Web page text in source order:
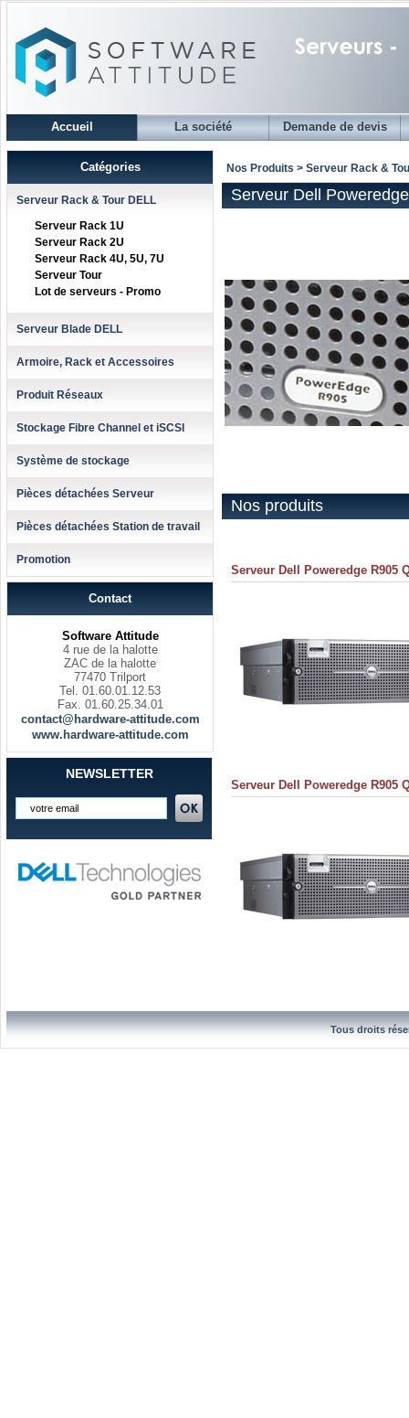
Accueil La société Demande de devis
Catégories
Serveur Rack & Tour DELL
Serveur Rack 1U
Serveur Rack 2U
Serveur Rack 4U, 5U, 7U
Serveur Tour
Lot de serveurs - Promo
Serveur Blade DELL
Armoire, Rack et Accessoires
Produit Réseaux
Stockage Fibre Channel et iSCSI
Système de stockage
Pièces détachées Serveur
Pièces détachées Station de travail
Promotion
Contact
Software Attitude
4 rue de la halotte
ZAC de la halotte
77470 Trilport
Tel. 01.60.01.12.53
Fax. 01.60.25.34.01
contact@hardware-attitude.com
www.hardware-attitude.com
NEWSLETTER
Nos Produits > Serveur Rack &
Serveur Dell
Nos produits
Serveur Dell Poweredge R905
Serveur Dell Poweredge R905
Tous droits